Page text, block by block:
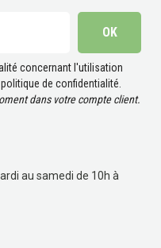
concernant l'utilisation
politique de confidentialité.
dans votre compte client.
au samedi de 10h à